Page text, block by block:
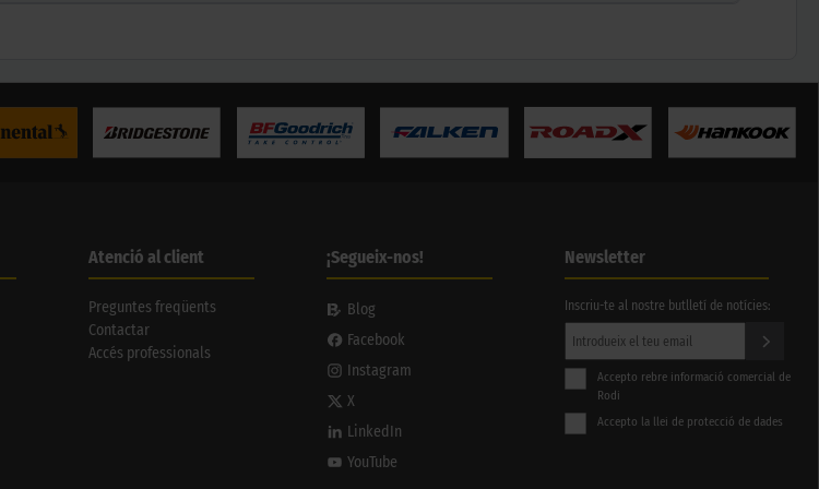
Atenció al client
Preguntes freqüents
Contactar
Accés professionals
¡Segueix-nos!
Blog
Facebook
Instagram
X
LinkedIn
YouTube
Newsletter
Inscriu-te al nostre butlletí de notícies:
Accepto rebre informació comercial de
Rodi
Accepto la llei de protecció de dades